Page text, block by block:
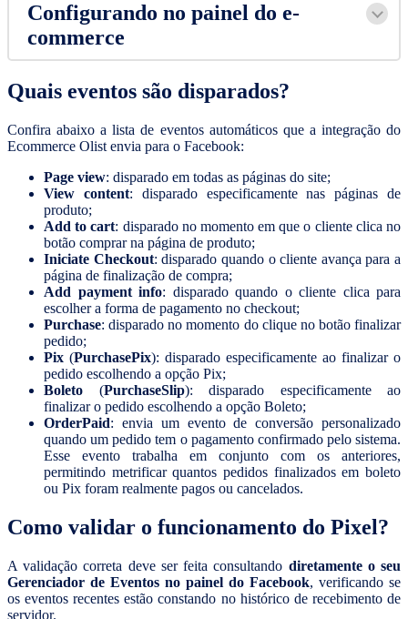
Configurando no painel do e-
commerce
Quais eventos são disparados?
Confira abaixo a lista de eventos automáticos que a integração do
Ecommerce Olist envia para o Facebook:
Page view: disparado em todas as páginas do site;
View content: disparado especificamente nas páginas de
produto;
Add to cart: disparado no momento em que o cliente clica no
botão comprar na página de produto;
Iniciate Checkout: disparado quando o cliente avança para a
página de finalização de compra;
Add payment info: disparado quando o cliente clica para
escolher a forma de pagamento no checkout;
Purchase: disparado no momento do clique no botão finalizar
pedido;
Pix (PurchasePix): disparado especificamente ao finalizar o
pedido escolhendo a opção Pix;
Boleto (PurchaseSlip): disparado especificamente ao
finalizar o pedido escolhendo a opção Boleto;
OrderPaid: envia um evento de conversão personalizado
quando um pedido tem o pagamento confirmado pelo sistema.
Esse evento trabalha em conjunto com os anteriores,
permitindo metrificar quantos pedidos finalizados em boleto
ou Pix foram realmente pagos ou cancelados.
Como validar o funcionamento do Pixel?
A validação correta deve ser feita consultando diretamente o seu
Gerenciador de Eventos no painel do Facebook, verificando se
os eventos recentes estão constando no histórico de recebimento de
servidor.